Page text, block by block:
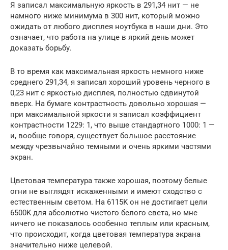
Я записал максимальную яркость в 291,34 нит — не
намного ниже минимума в 300 нит, который можно
ожидать от любого дисплея ноутбука в наши дни. Это
означает, что работа на улице в яркий день может
доказать борьбу.
В то время как максимальная яркость немного ниже
среднего 291,34, я записал хороший уровень черного в
0,23 нит с яркостью дисплея, полностью сдвинутой
вверх. На бумаге контрастность довольно хорошая —
при максимальной яркости я записал коэффициент
контрастности 1229: 1, что выше стандартного 1000: 1 —
и, вообще говоря, существует большое расстояние
между чрезвычайно темными и очень яркими частями
экран.
Цветовая температура также хорошая, поэтому белые
огни не выглядят искаженными и имеют сходство с
естественным светом. На 6115K он не достигает цели
6500K для абсолютно чистого белого света, но мне
ничего не показалось особенно теплым или красным,
что происходит, когда цветовая температура экрана
значительно ниже целевой.